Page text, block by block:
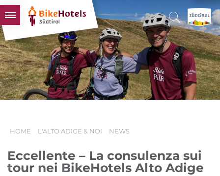
BIKEHOTELS
HOTELS & PACCHETTI
TOUR & TERRITORI
L'ALTO ADIGE & NOI
HOME L'ALTO ADIGE & NOI NEWS
Eccellente – La consulenza sui
tour nei BikeHotels Alto Adige